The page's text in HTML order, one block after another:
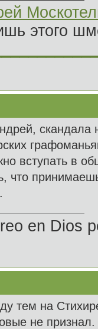
этого
скандала
вступать в
что
en Dios
тем на
не